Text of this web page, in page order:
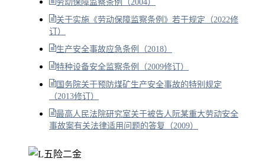
劳动保障监察条例（2004）
关于实施《劳动保障监察条例》若干规定（2022修
订）
生产安全事故应急条例（2018）
特种设备安全监察条例（2009修订）
国务院关于预防煤矿生产安全事故的特别规定
（2013修订）
最高人民法院研究室关于被告人阮某重大劳动安全
事故案有关法律适用问题的答复（2009）